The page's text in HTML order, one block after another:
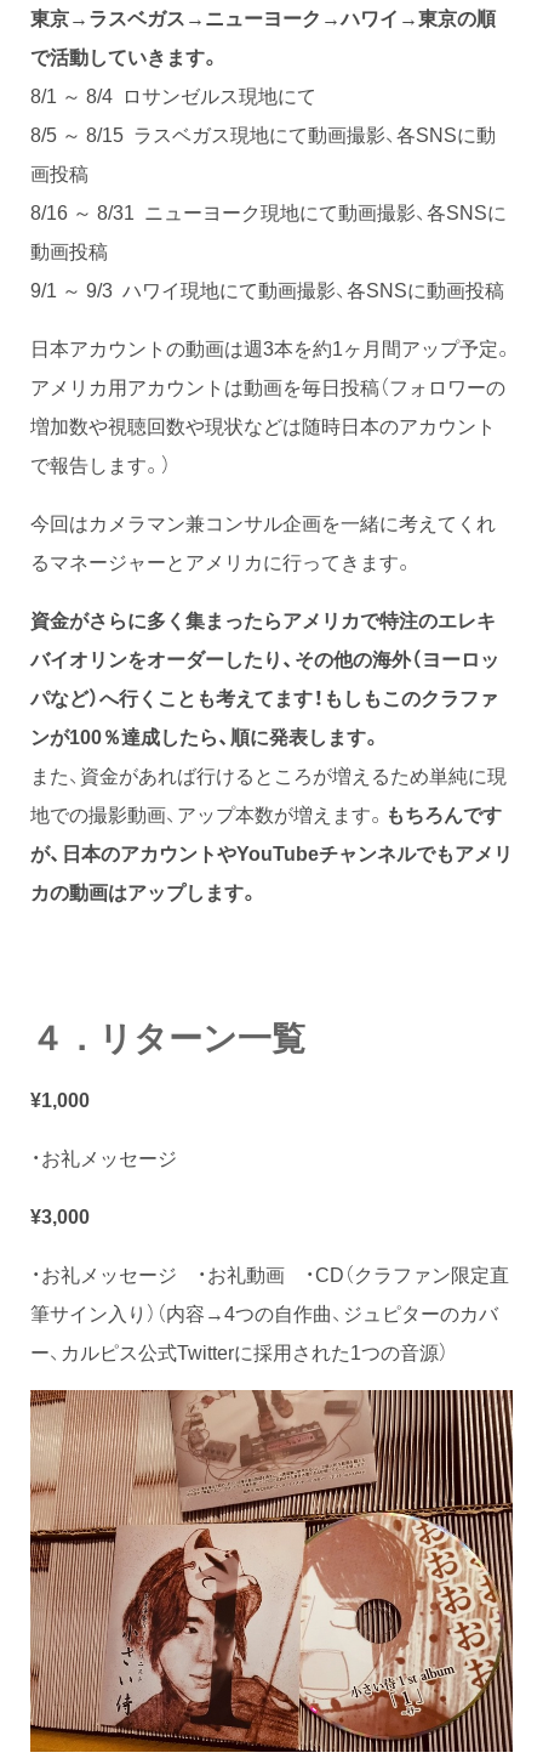
東京→ラスベガス→ニューヨーク→ハワイ→東京の順
で活動していきます。
8/1 ～ 8/4 ロサンゼルス現地にて
8/5 ～ 8/15 ラスベガス現地にて動画撮影、各SNSに動
画投稿
8/16 ～ 8/31 ニューヨーク現地にて動画撮影、各SNSに
動画投稿
9/1 ～ 9/3 ハワイ現地にて動画撮影、各SNSに動画投稿
日本アカウントの動画は週3本を約1ヶ月間アップ予定。
アメリカ用アカウントは動画を毎日投稿（フォロワーの
増加数や視聴回数や現状などは随時日本のアカウント
で報告します。）
今回はカメラマン兼コンサル企画を一緒に考えてくれ
るマネージャーとアメリカに行ってきます。
資金がさらに多く集まったらアメリカで特注のエレキ
バイオリンをオーダーしたり、その他の海外（ヨーロッ
パなど）へ行くことも考えてます！もしもこのクラファ
ンが100％達成したら、順に発表します。
また、資金があれば行けるところが増えるため単純に現
地での撮影動画、アップ本数が増えます。 もちろんです
が、日本のアカウントやYouTubeチャンネルでもアメリ
カの動画はアップします。
４．リターン一覧
¥1,000
・お礼メッセージ
¥3,000
・お礼メッセージ ・お礼動画 ・CD（クラファン限定直
筆サイン入り）（内容→4つの自作曲、ジュピターのカバ
ー、カルピス公式Twitterに採用された1つの音源）